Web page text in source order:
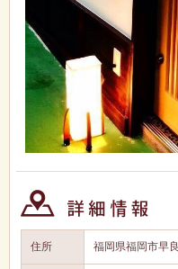
住所 福岡県福岡市早